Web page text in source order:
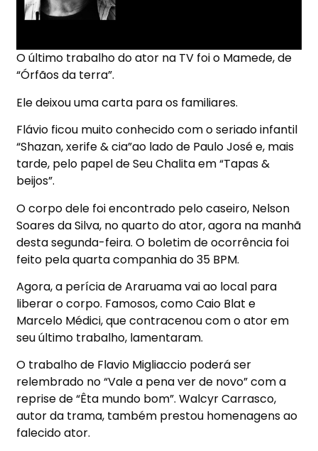
O último trabalho do ator na TV foi o Mamede, de
“Órfãos da terra”.
Ele deixou uma carta para os familiares.
Flávio ficou muito conhecido com o seriado infantil
“Shazan, xerife & cia”ao lado de Paulo José e, mais
tarde, pelo papel de Seu Chalita em “Tapas &
beijos”.
O corpo dele foi encontrado pelo caseiro, Nelson
Soares da Silva, no quarto do ator, agora na manhã
desta segunda-feira. O boletim de ocorrência foi
feito pela quarta companhia do 35 BPM.
Agora, a perícia de Araruama vai ao local para
liberar o corpo. Famosos, como Caio Blat e
Marcelo Médici, que contracenou com o ator em
seu último trabalho, lamentaram.
O trabalho de Flavio Migliaccio poderá ser
relembrado no “Vale a pena ver de novo” com a
reprise de “Êta mundo bom”. Walcyr Carrasco,
autor da trama, também prestou homenagens ao
falecido ator.